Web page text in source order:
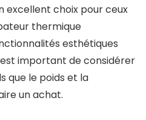
excellent choix pour ceux
thermique
esthétiques
important de considérer
que le poids et la
un achat.